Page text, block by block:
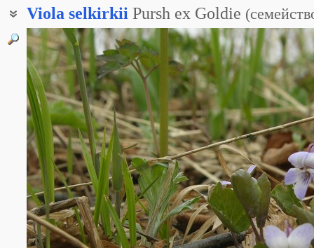
Viola selkirkii Pursh ex Goldie (
Фиалка мясистенькая
Фиалка толстошпорцевая